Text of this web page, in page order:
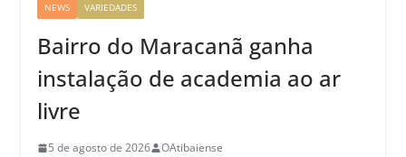
NEWS VARIEDADES
Bairro do Maracanã ganha
instalação de academia ao ar
livre
5 de agosto de 2026 OAtibaiense